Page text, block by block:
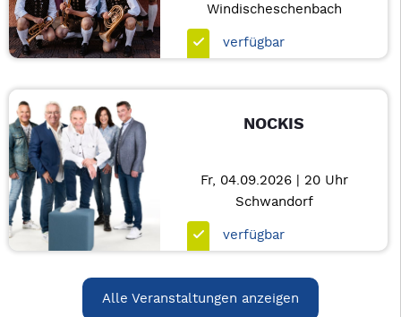
Windischeschenbach
verfügbar
NOCKIS
Fr, 04.09.2026 | 20 Uhr
Schwandorf
verfügbar
Alle Veranstaltungen anzeigen